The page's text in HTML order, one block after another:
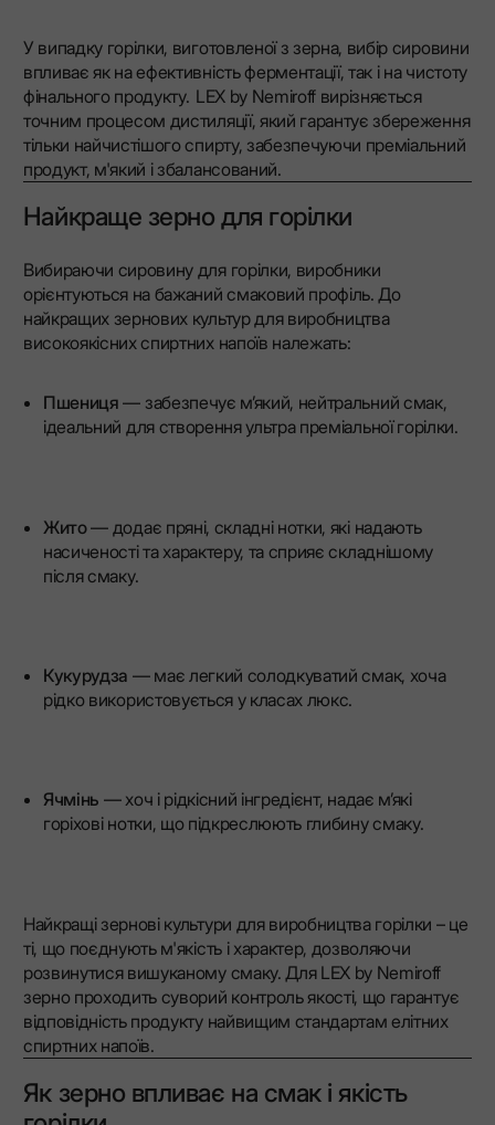
У випадку горілки, виготовленої з зерна, вибір сировини
впливає як на ефективність ферментації, так і на чистоту
фінального продукту. LEX by Nemiroff вирізняється
точним процесом дистиляції, який гарантує збереження
тільки найчистішого спирту, забезпечуючи преміальний
продукт, м'який і збалансований.
Найкраще зерно для горілки
Вибираючи сировину для горілки, виробники
орієнтуються на бажаний смаковий профіль. До
найкращих зернових культур для виробництва
високоякісних спиртних напоїв належать:
Пшениця — забезпечує м’який, нейтральний смак,
ідеальний для створення ультра преміальної горілки.
Жито— додає пряні, складні нотки, які надають
насиченості та характеру, та сприяє складнішому
після смаку.
Кукурудза — має легкий солодкуватий смак, хоча
рідко використовується у класах люкс.
Ячмінь — хоч і рідкісний інгредієнт, надає м’які
горіхові нотки, що підкреслюють глибину смаку.
Найкращі зернові культури для виробництва горілки – це
ті, що поєднують м'якість і характер, дозволяючи
розвинутися вишуканому смаку. Для LEX by Nemiroff
зерно проходить суворий контроль якості, що гарантує
відповідність продукту найвищим стандартам елітних
спиртних напоїв.
Як зерно впливає на смак і якість